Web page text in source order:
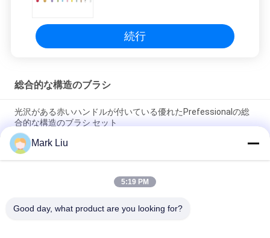
続行
総合的な構造のブラシ
光沢がある赤いハンドルが付いている優れたPrefessionalの総
合的な構造のブラシ セット
精密すばらしく自然で総合的な毛の構造は完全な美用具にブラ
シをかけます
15本の部分の総合的な構造のブラシ セットの贅沢の排他的な構
Mark Liu
5:19 PM
Good day, what product are you looking for?